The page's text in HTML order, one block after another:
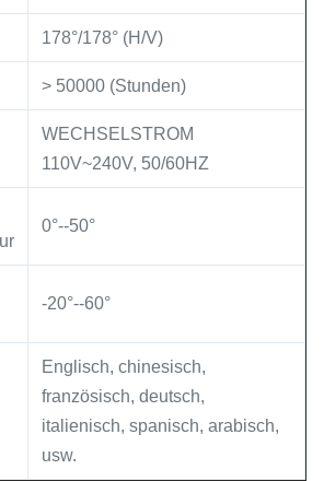
178°/178° (H/V)
> 50000 (Stunden)
WECHSELSTROM
110V~240V, 50/60HZ
0°--50°
-20°--60°
Englisch, chinesisch,
französisch, deutsch,
italienisch, spanisch, arabisch,
usw.